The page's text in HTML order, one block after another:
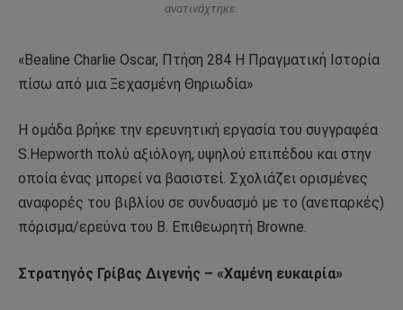
ανατινάχτηκε.
«Bealine Charlie Oscar, Πτήση 284 Η Πραγματική Ιστορία
πίσω από μια Ξεχασμένη Θηριωδία»
Η ομάδα βρήκε την ερευνητική εργασία του συγγραφέα
S.Hepworth πολύ αξιόλογη, υψηλού επιπέδου και στην
οποία ένας μπορεί να βασιστεί. Σχολιάζει ορισμένες
αναφορές του βιβλίου σε συνδυασμό με το (ανεπαρκές)
πόρισμα/ερεύνα του Β. Επιθεωρητή Browne.
Στρατηγός Γρίβας Διγενής – «Χαμένη ευκαιρία»